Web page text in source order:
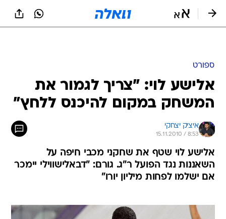
ספורט
אלישע לוי: "צריך לגמור את
המשחק במקום להיכנס ללחץ"
איציק יצחקי
15.11.2010 / 8:53
אלישע לוי שטף את שחקני מכבי חיפה על
השאננות נגד הפועל ר"ג. גורם: "דבאלישווילי יימכר
אם ישלמו לפחות מיליון יורו"